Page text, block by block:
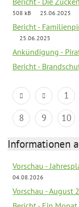
508 kB
25.06.2025
Bericht -
25.06.2025
Ankündigung -
Bericht -
1
8
9 10
Informationen
Vorschau -
04.08.2026
Vorschau - August